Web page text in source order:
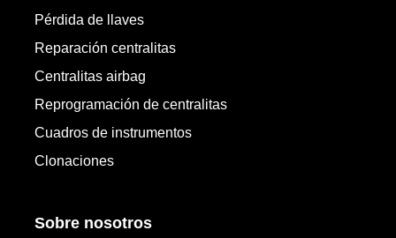
Pérdida de llaves
Reparación centralitas
Centralitas airbag
Reprogramación de centralitas
Cuadros de instrumentos
Clonaciones
Sobre nosotros